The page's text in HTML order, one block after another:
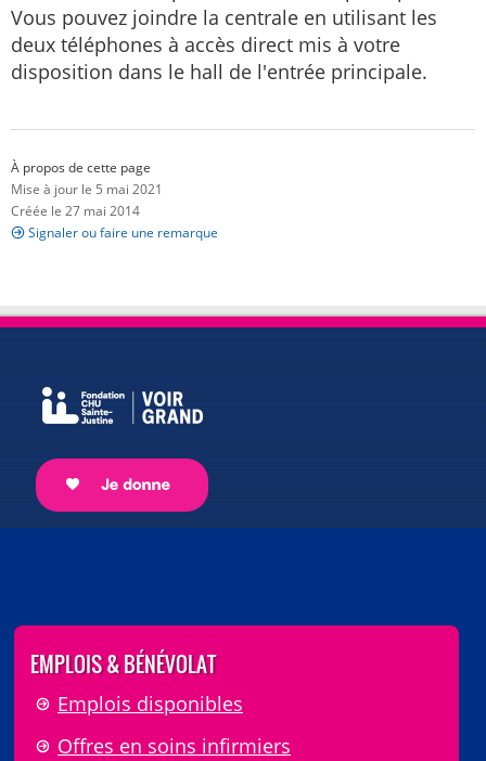
Vous pouvez joindre la centrale en utilisant les
deux téléphones à accès direct mis à votre
disposition dans le hall de l'entrée principale.
À propos de cette page
Mise à jour le 5 mai 2021
Créée le 27 mai 2014
Signaler ou faire une remarque
EMPLOIS & BÉNÉVOLAT
Emplois disponibles
Offres en soins infirmiers